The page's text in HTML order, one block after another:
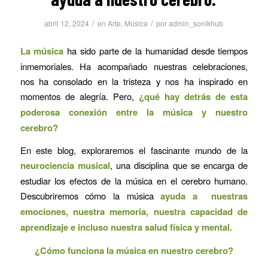
abril 12, 2024 / enArte, Música / poradmin_sonikhub
La música ha sido parte de la humanidad desde tiempos
inmemoriales. Ha acompañado nuestras celebraciones,
nos ha consolado en la tristeza y nos ha inspirado en
momentos de alegría. Pero, ¿qué hay detrás de esta
poderosa conexión entre la música y nuestro
cerebro?
En este blog, exploraremos el fascinante mundo de la
neurociencia musical, una disciplina que se encarga de
estudiar los efectos de la música en el cerebro humano.
Descubriremos cómo la músicaayuda a nuestras
emociones, nuestra memoria, nuestra capacidad de
aprendizaje e incluso nuestra salud física y mental.
¿Cómo funciona la música en nuestro cerebro?